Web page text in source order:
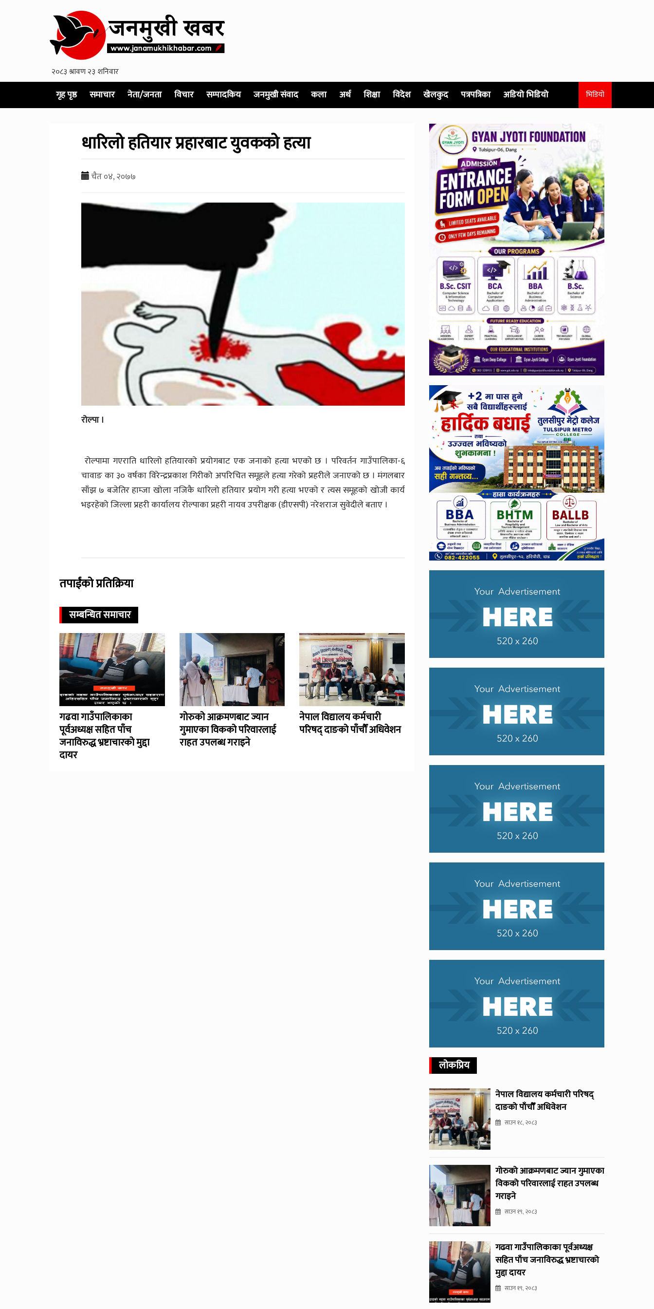
गृह पृष्ठ समाचार नेता/जनता विचार सम्पादकिय जनमुखी संवाद कला अर्थ शिक्षा विदेश खेलकुद पत्रपत्रिका अडियो भिडियो भिडियो
धारिलो हतियार प्रहारबाट युवकको हत्या
चैत ०४, २०७७
रोल्पा ।
रोल्पामा गएराति धारिलो हतियारको प्रयोगबाट एक जनाको हत्या भएको छ । परिवर्तन गाउँपालिका-६
चावाङ का ३० वर्षका विरेन्द्रप्रकाश गिरीको अपरिचित समूहले हत्या गरेको प्रहरीले जनाएको छ । मंगलबार
साँझ ७ बजेतिर हाम्जा खोला नजिकै धारिलो हतियार प्रयोग गरी हत्या भएको र त्यस समूहको खोजी कार्य
भइरहेको जिल्ला प्रहरी कार्यालय रोल्पाका प्रहरी नायव उपरीक्षक (डीएसपी) नरेशराज सुवेदीले बताए ।
तपाईंको प्रतिक्रिया
सम्बन्धित समाचार
गढवा गाउँपालिकाका
पूर्वअध्यक्ष सहित पाँच
जनाविरुद्ध भ्रष्टाचारको मुद्दा
दायर
गोरुको आक्रमणबाट ज्यान
गुमाएका विकको परिवारलाई
राहत उपलब्ध गराइने
नेपाल विद्यालय कर्मचारी
परिषद् दाङको पाँचौँ अधिवेशन
लोकप्रिय
नेपाल विद्यालय कर्मचारी परिषद्
दाङको पाँचौँ अधिवेशन
साउन १८, २०८३
गोरुको आक्रमणबाट ज्यान गुमाएका
विकको परिवारलाई राहत उपलब्ध
गराइने
साउन १९, २०८३
गढवा गाउँपालिकाका पूर्वअध्यक्ष
सहित पाँच जनाविरुद्ध भ्रष्टाचारको
मुद्दा दायर
साउन १९, २०८३